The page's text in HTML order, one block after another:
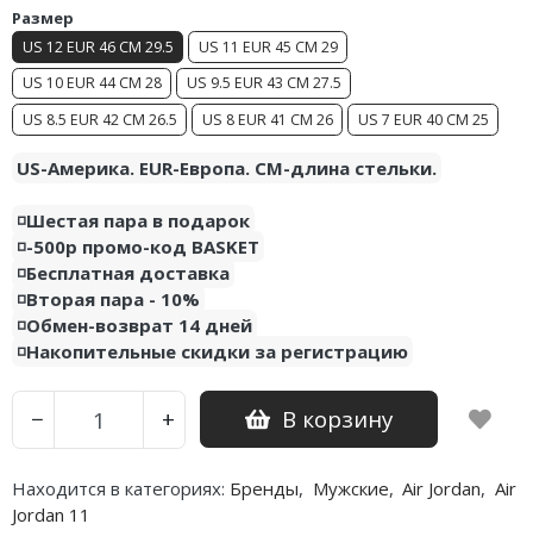
Размер
US 12 EUR 46 CM 29.5
US 11 EUR 45 CM 29
US 10 EUR 44 CM 28
US 9.5 EUR 43 CM 27.5
US 8.5 EUR 42 CM 26.5
US 8 EUR 41 CM 26 US 7 EUR 40 CM 25
US-Америка. EUR-Европа. CM-длина стельки.
◽️Шестая пара в подарок
◽️-500р промо-код BASKET
◽️Бесплатная доставка
◽️Вторая пара - 10%
◽️Обмен-возврат 14 дней
◽️Накопительные скидки за регистрацию
− + В корзину
Находится в категориях: Бренды, Мужские, Air Jordan, Air
Jordan 11
Nike GT
Nike Ja
Nike Kyrie
Nike Freak
Nike KD
Nike PG
Nike Kobe
Nike Uptempo